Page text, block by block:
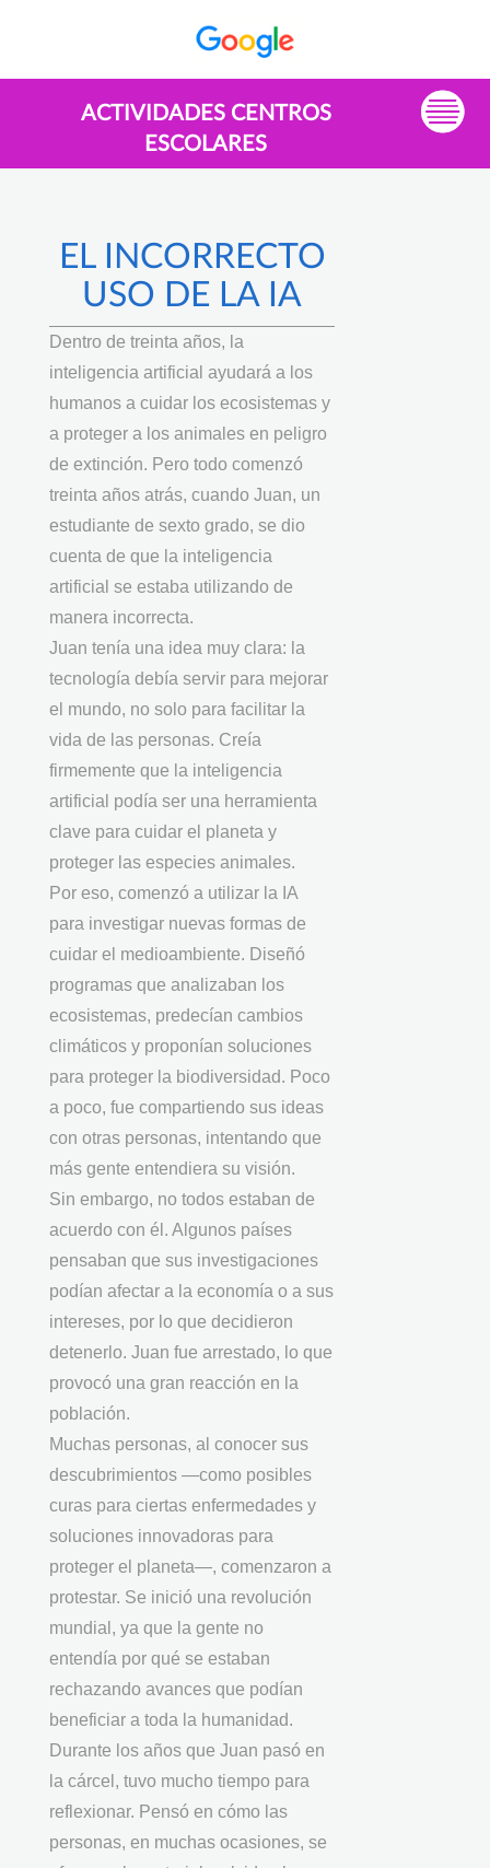
ACTIVIDADES CENTROS
ESCOLARES
EL INCORRECTO
USO DE LA IA
Dentro de treinta años, la
inteligencia artificial ayudará a los
humanos a cuidar los ecosistemas y
a proteger a los animales en peligro
de extinción. Pero todo comenzó
treinta años atrás, cuando Juan, un
estudiante de sexto grado, se dio
cuenta de que la inteligencia
artificial se estaba utilizando de
manera incorrecta.
Juan tenía una idea muy clara: la
tecnología debía servir para mejorar
el mundo, no solo para facilitar la
vida de las personas. Creía
firmemente que la inteligencia
artificial podía ser una herramienta
clave para cuidar el planeta y
proteger las especies animales.
Por eso, comenzó a utilizar la IA
para investigar nuevas formas de
cuidar el medioambiente. Diseñó
programas que analizaban los
ecosistemas, predecían cambios
climáticos y proponían soluciones
para proteger la biodiversidad. Poco
a poco, fue compartiendo sus ideas
con otras personas, intentando que
más gente entendiera su visión.
Sin embargo, no todos estaban de
acuerdo con él. Algunos países
pensaban que sus investigaciones
podían afectar a la economía o a sus
intereses, por lo que decidieron
detenerlo. Juan fue arrestado, lo que
provocó una gran reacción en la
población.
Muchas personas, al conocer sus
descubrimientos —como posibles
curas para ciertas enfermedades y
soluciones innovadoras para
proteger el planeta—, comenzaron a
protestar. Se inició una revolución
mundial, ya que la gente no
entendía por qué se estaban
rechazando avances que podían
beneficiar a toda la humanidad.
Durante los años que Juan pasó en
la cárcel, tuvo mucho tiempo para
reflexionar. Pensó en cómo las
personas, en muchas ocasiones, se